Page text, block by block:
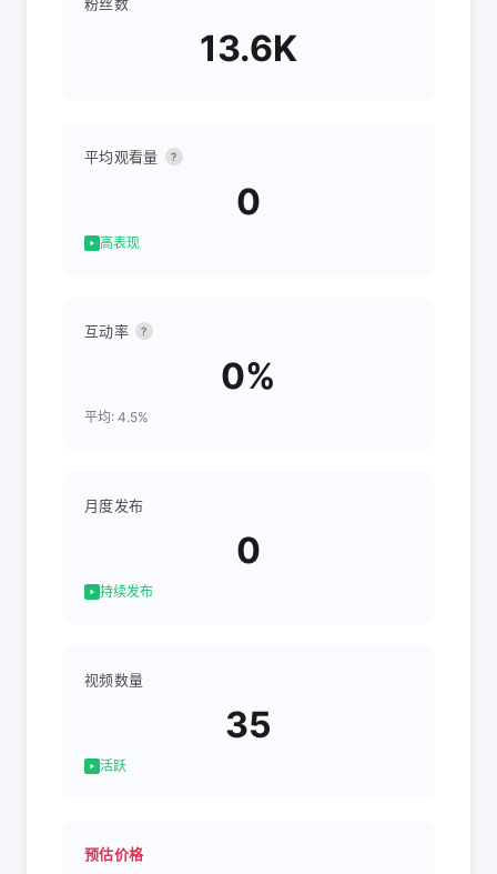
13.6K
平均观看量 ?
0
高表现
互动率 ?
0%
平均: 4.5%
月度发布
0
持续发布
视频数量
35
活跃
预估价格